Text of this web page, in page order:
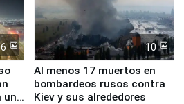
6
una
10
Al menos 17 muertos en
bombardeos rusos contra
Kiev y sus alrededores